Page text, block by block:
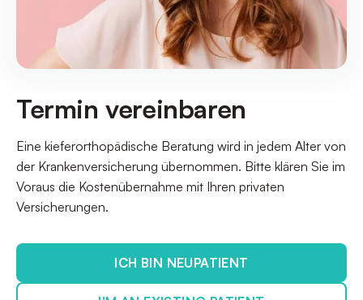
Termin vereinbaren
Eine kieferorthopädische Beratung wird in jedem Alter von
der Krankenversicherung übernommen. Bitte klären Sie im
Voraus die Kostenübernahme mit Ihren privaten
Versicherungen.
ICH BIN NEUPATIENT